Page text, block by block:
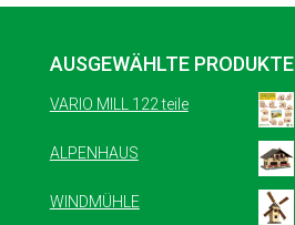
AUSGEWÄHLTE PRODUKTE
VARIO MILL 122 teile
ALPENHAUS
WINDMÜHLE